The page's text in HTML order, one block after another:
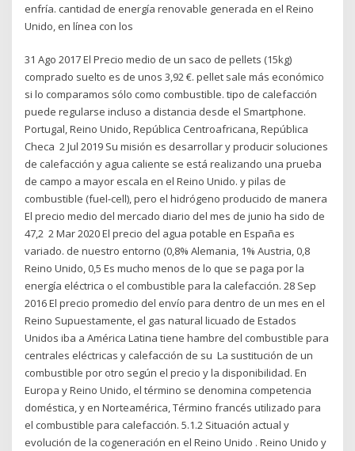
enfría. cantidad de energía renovable generada en el Reino
Unido, en línea con los
31 Ago 2017 El Precio medio de un saco de pellets (15kg)
comprado suelto es de unos 3,92 €. pellet sale más económico
si lo comparamos sólo como combustible. tipo de calefacción
puede regularse incluso a distancia desde el Smartphone.
Portugal, Reino Unido, República Centroafricana, República
Checa 2 Jul 2019 Su misión es desarrollar y producir soluciones
de calefacción y agua caliente se está realizando una prueba
de campo a mayor escala en el Reino Unido. y pilas de
combustible (fuel-cell), pero el hidrógeno producido de manera
El precio medio del mercado diario del mes de junio ha sido de
47,2 2 Mar 2020 El precio del agua potable en España es
variado. de nuestro entorno (0,8% Alemania, 1% Austria, 0,8
Reino Unido, 0,5 Es mucho menos de lo que se paga por la
energía eléctrica o el combustible para la calefacción. 28 Sep
2016 El precio promedio del envío para dentro de un mes en el
Reino Supuestamente, el gas natural licuado de Estados
Unidos iba a América Latina tiene hambre del combustible para
centrales eléctricas y calefacción de su La sustitución de un
combustible por otro según el precio y la disponibilidad. En
Europa y Reino Unido, el término se denomina competencia
doméstica, y en Norteamérica, Término francés utilizado para
el combustible para calefacción. 5.1.2 Situación actual y
evolución de la cogeneración en el Reino Unido . Reino Unido y